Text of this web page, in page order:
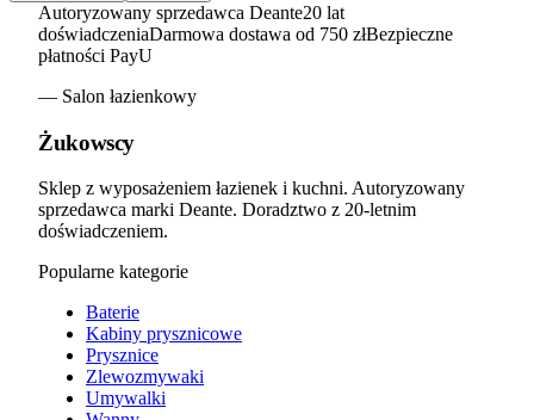
Autoryzowany sprzedawca Deante20 lat
doświadczeniaDarmowa dostawa od 750 złBezpieczne
płatności PayU
— Salon łazienkowy
Żukowscy
Sklep z wyposażeniem łazienek i kuchni. Autoryzowany
sprzedawca marki Deante. Doradztwo z 20-letnim
doświadczeniem.
Popularne kategorie
Baterie
Kabiny prysznicowe
Prysznice
Zlewozmywaki
Umywalki